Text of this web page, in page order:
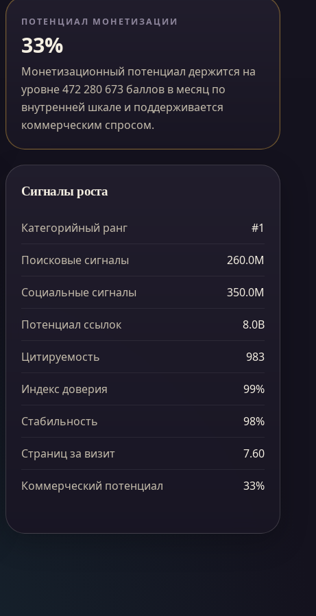
ПОТЕНЦИАЛ МОНЕТИЗАЦИИ
33%
Монетизационный потенциал держится на
уровне 472 280 673 баллов в месяц по
внутренней шкале и поддерживается
коммерческим спросом.
Сигналы роста
Категорийный ранг #1
Поисковые сигналы 260.0M
Социальные сигналы 350.0M
Потенциал ссылок 8.0B
Цитируемость 983
Индекс доверия 99%
Стабильность 98%
Страниц за визит 7.60
Коммерческий потенциал 33%